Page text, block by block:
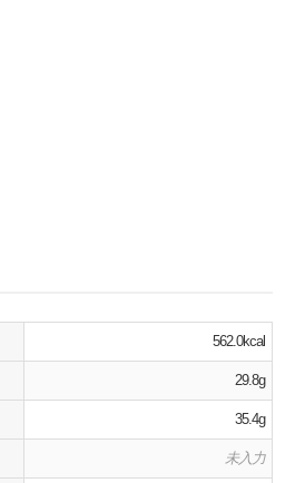
562.0kcal
29.8g
35.4g
未入力